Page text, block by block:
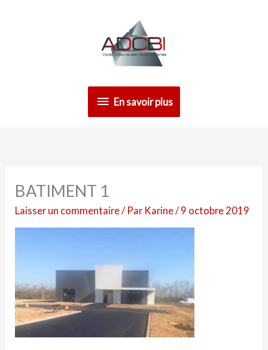
savoir
En savoir plus
BATIMENT 1
Laisser un commentaire/ Par Karine/ 9 octobre 2019